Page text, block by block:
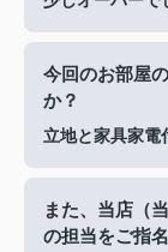
今回のお部屋
か？
立地と家具家電
また、当店（
の担当をご指